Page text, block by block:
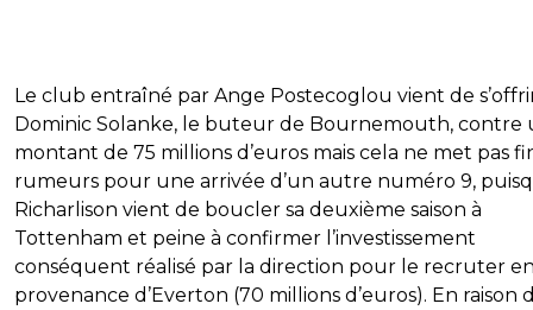
Le club entraîné par Ange Postecoglou vient de
Dominic Solanke, le buteur de Bournemouth, contre
montant de 75 millions d’euros mais cela ne met pas
rumeurs pour une arrivée d’un autre numéro 9,
Richarlison vient de boucler sa deuxième saison à
Tottenham et peine à confirmer l’investissement
conséquent réalisé par la direction pour le recruter
provenance d’Everton (70 millions d’euros). En raison